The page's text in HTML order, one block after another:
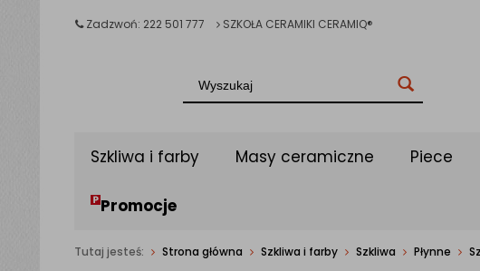
Zadzwoń: 222 501 777 SZKOŁA CERAMIKI CERAMIQ®
Szkliwa i farby Masy ceramiczne Piece
Promocje
Tutaj jesteś: Strona główna Szkliwa i farby Szkliwa Płynne